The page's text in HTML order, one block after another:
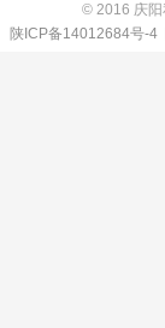
© 2016 庆阳
陕ICP备14012684号-4